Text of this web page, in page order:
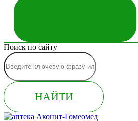
Поиск по сайту
НАЙТИ